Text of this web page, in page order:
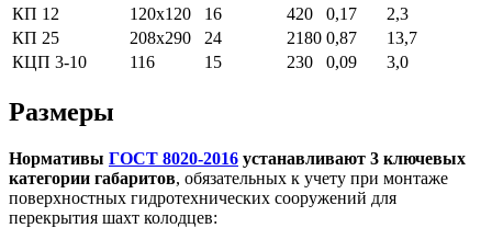
КП 12
120х120 16 420 0,17
2,3
КП 25
208х290 24 2180 0,87
13,7
КЦП 3-10
116 15 230 0,09 3,0
Размеры
Нормативы ГОСТ 8020-2016 устанавливают 3 ключевых
категории габаритов, обязательных к учету при монтаже
поверхностных гидротехнических сооружений для
перекрытия шахт колодцев: